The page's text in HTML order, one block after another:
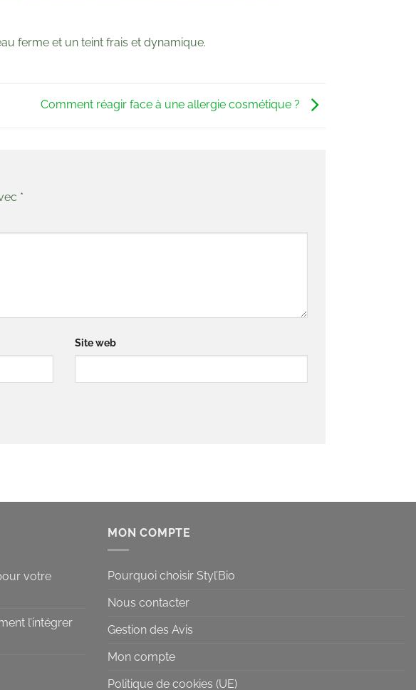
ferme et un teint frais et dynamique.
Comment réagir face à une allergie cosmétique ?
*
Site web
votre
l’intégrer
MON COMPTE
Pourquoi choisir Styl’Bio
Nous contacter
Gestion des Avis
Mon compte
Politique de cookies (UE)